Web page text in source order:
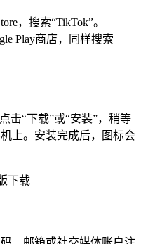
，搜索“TikTok”。
Play商店，同样搜索
击“下载”或“安装”，稍等
上。安装完成后，图标会